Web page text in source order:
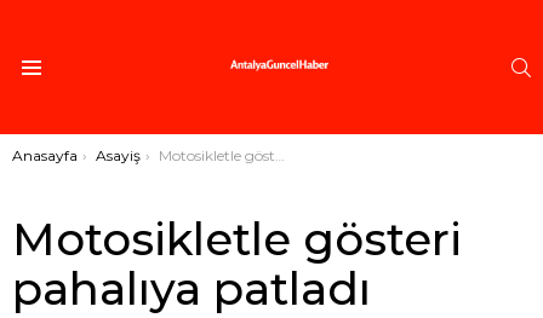
Buradasınız:
Anasayfa Asayiş Motosikletle gösteri pahalıya patladı
Motosikletle gösteri
pahalıya patladı